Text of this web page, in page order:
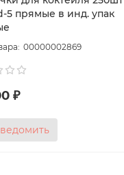
5 прямые в инд. упак
00000002869
₽